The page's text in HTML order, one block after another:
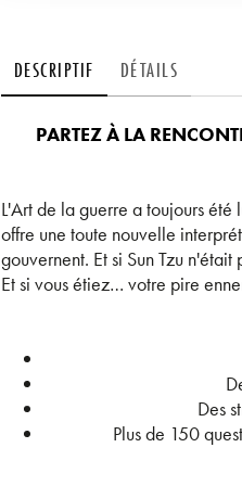
DESCRIPTIF DÉTAILS
PARTEZ À LA
L'Art de la guerre a toujours
offre une toute nouvelle
gouvernent. Et si Sun Tzu
Et si vous étiez… votre pire
Des
Plus de 150